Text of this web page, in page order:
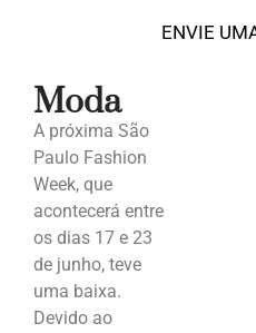
ENVIE
Moda
A próxima São
Paulo Fashion
Week, que
acontecerá entre
os dias 17 e 23
de junho, teve
uma baixa.
Devido ao